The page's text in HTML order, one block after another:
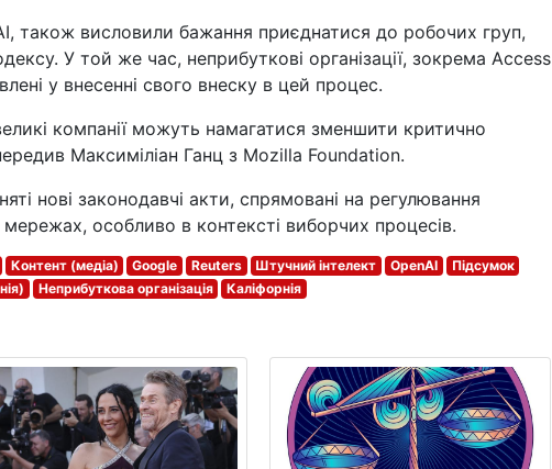
також висловили бажання приєднатися до робочих груп,
У той же час, неприбуткові організації, зокрема Access
у внесенні свого внеску в цей процес.
компанії можуть намагатися зменшити критично
Максиміліан Ганц з Mozilla Foundation.
нові законодавчі акти, спрямовані на регулювання
особливо в контексті виборчих процесів.
Контент (медіа) Google Reuters Штучний інтелект OpenAI
Підсумок
Неприбуткова організація Каліфорнія